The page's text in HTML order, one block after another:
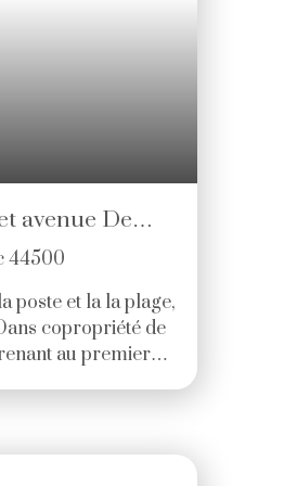
avenue De
44500
poste et la la plage,
copropriété de
au premier
Faible